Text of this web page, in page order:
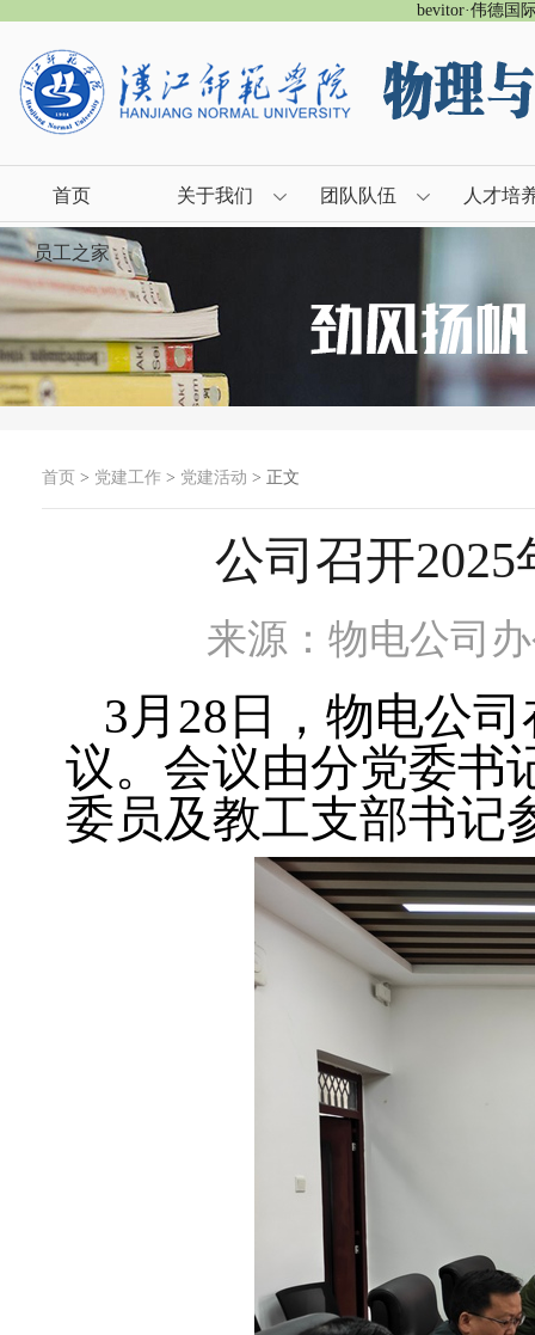
bevitor·伟德国
首页 关于我们 团队队伍 人才培
员工之家
首页 > 党建工作 > 党建活动 > 正文
公司召开
来源：物电公司
3月28日，物电公
议。会议由分党委书
委员及教工支部书记